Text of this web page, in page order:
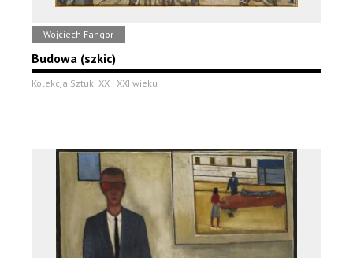
Wojciech Fangor
Budowa (szkic)
Kolekcja Sztuki XX i XXI wieku